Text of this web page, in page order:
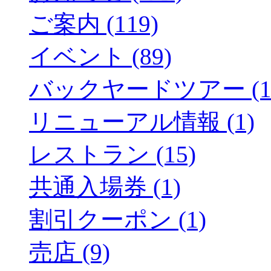
ご案内 (119)
イベント (89)
バックヤードツアー
リニューアル情報 (1)
レストラン (15)
共通入場券 (1)
割引クーポン (1)
売店 (9)